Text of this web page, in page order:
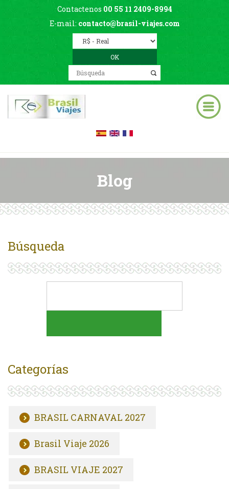
Contactenos 00 55 11 2409-8994
E-mail: contacto@brasil-viajes.com
Blog
Búsqueda
Categorías
BRASIL CARNAVAL 2027
Brasil Viaje 2026
BRASIL VIAJE 2027